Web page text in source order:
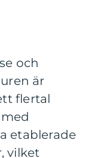
och
är
flertal
etablerade
vilket